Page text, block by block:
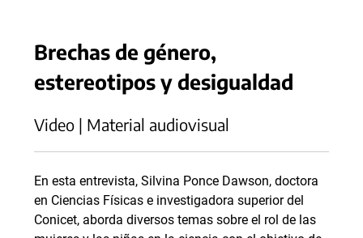
Brechas de género,
estereotipos y desigualdad
Video | Material audiovisual
En esta entrevista, Silvina Ponce Dawson, doctora
en Ciencias Físicas e investigadora superior del
Conicet, aborda diversos temas sobre el rol de las